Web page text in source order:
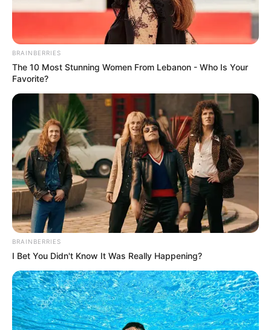
BRAINBERRIES
The 10 Most Stunning Women From Lebanon - Who Is Your
Favorite?
BRAINBERRIES
I Bet You Didn't Know It Was Really Happening?